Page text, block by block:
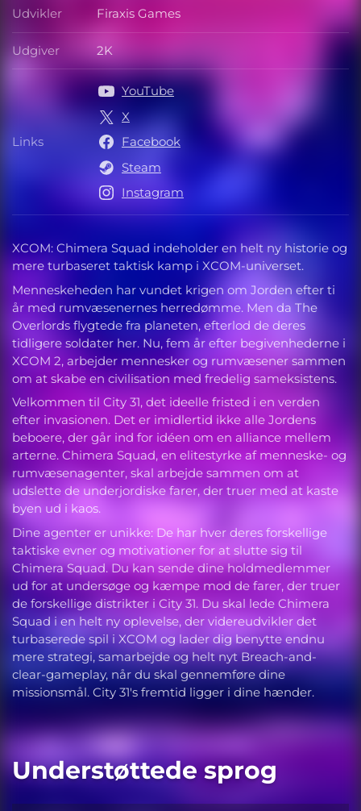
XCOM: Chimera Squad indeholder en helt ny historie og
mere turbaseret taktisk kamp i XCOM-universet.
Menneskeheden har vundet krigen om Jorden efter ti
år med rumvæsenernes herredømme. Men da The
Overlords flygtede fra planeten, efterlod de deres
tidligere soldater her. Nu, fem år efter begivenhederne i
XCOM 2, arbejder mennesker og rumvæsener sammen
om at skabe en civilisation med fredelig sameksistens.
Velkommen til City 31, det ideelle fristed i en verden
efter invasionen. Det er imidlertid ikke alle Jordens
beboere, der går ind for idéen om en alliance mellem
arterne. Chimera Squad, en elitestyrke af menneske- og
rumvæsenagenter, skal arbejde sammen om at
udslette de underjordiske farer, der truer med at kaste
byen ud i kaos.
Dine agenter er unikke: De har hver deres forskellige
taktiske evner og motivationer for at slutte sig til
Chimera Squad. Du kan sende dine holdmedlemmer
ud for at undersøge og kæmpe mod de farer, der truer
de forskellige distrikter i City 31. Du skal lede Chimera
Squad i en helt ny oplevelse, der videreudvikler det
turbaserede spil i XCOM og lader dig benytte endnu
mere strategi, samarbejde og helt nyt Breach-and-
clear-gameplay, når du skal gennemføre dine
missionsmål. City 31's fremtid ligger i dine hænder.
Udvikler Udvikler
Firaxis Games
Udgiver Udgiver
2K
Links Links
YouTube
X
Facebook
Steam
Instagram
Understøttede sprog